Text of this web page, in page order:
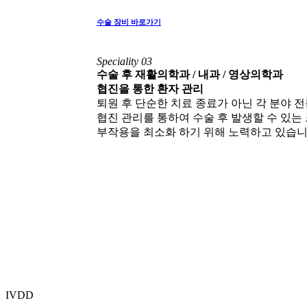
수술 장비 바로가기
Speciality 03
수술 후 재활의학과 / 내과 / 영상의학과
협진을 통한 환자 관리
퇴원 후 단순한 치료 종료가 아닌 각 분야 전
협진 관리를 통하여 수술 후 발생할 수 있는
부작용을 최소화 하기 위해 노력하고 있습
IVDD